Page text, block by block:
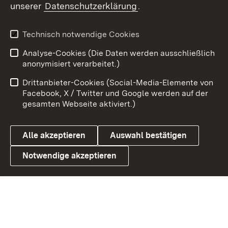
Youtube
Link zum Landesportal
Impressum
Kontakt
Barrierefreiheit
Datenschutz
Cookies
unserer Datenschutzerklärung.
Technisch notwendige Cookies
Analyse-Cookies (Die Daten werden ausschließlich
anonymisiert verarbeitet.)
Drittanbieter-Cookies (Social-Media-Elemente von
Facebook, X / Twitter und Google werden auf der
gesamten Webseite aktiviert.)
Alle akzeptieren Auswahl bestätigen
Notwendige akzeptieren